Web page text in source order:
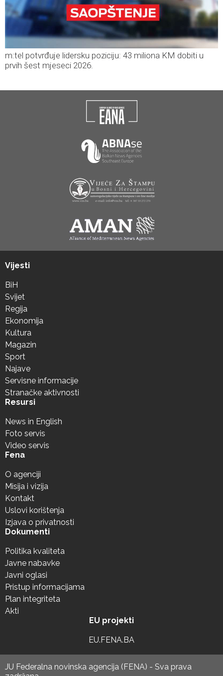
m:tel potvrđuje lidersku poziciju: 43 miliona KM dobiti u
prvih šest mjeseci 2026.
Vijesti
BiH
Svijet
Regija
Ekonomija
Kultura
Magazin
Sport
Najave
Servisne informacije
Stranačke aktivnosti
Resursi
News in English
Foto servis
Video servis
Fena
O agenciji
Misija i vizija
Kontakt
Uslovi korištenja
Izjava o privatnosti
Dokumenti
Politika kvaliteta
Javne nabavke
Javni oglasi
Pristup informacijama
Plan integriteta
Akti
EU projekti
EU.FENA.BA
JU Federalna novinska agencija (FENA) - Sva prava